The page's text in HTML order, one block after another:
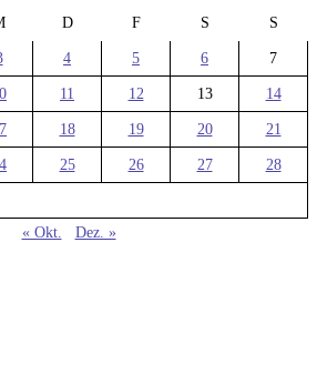
D F S S
4 5 6 7
11 12 13 14
18 19 20 21
25 26 27 28
« Okt.
Dez. »